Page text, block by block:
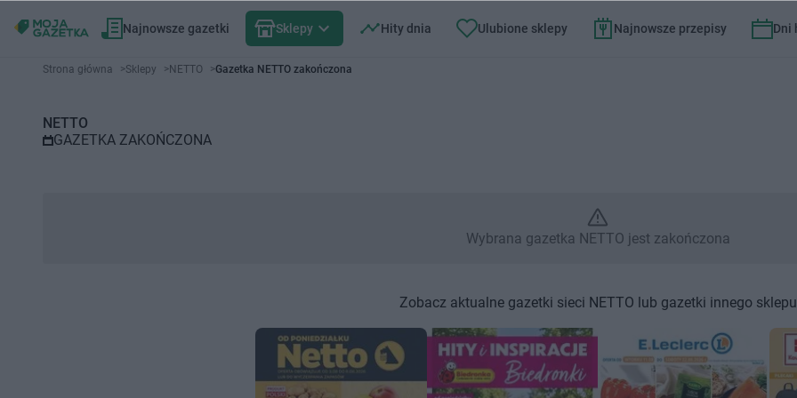
Najnowsze gazetki Sklepy Hity dnia Ulubione sklepy Najnowsze przepisy Dni
Gazetka promocyjna NETTO – Wybrana gazetka NETTO jest
Strona główna >Sklepy >NETTO >Gazetka NETTO zakończona
NETTO
GAZETKA ZAKOŃCZONA
Wybrana gazetka NETTO jest zakończona
Zobacz aktualne gazetki sieci NETTO lub gazetki innego sklepu